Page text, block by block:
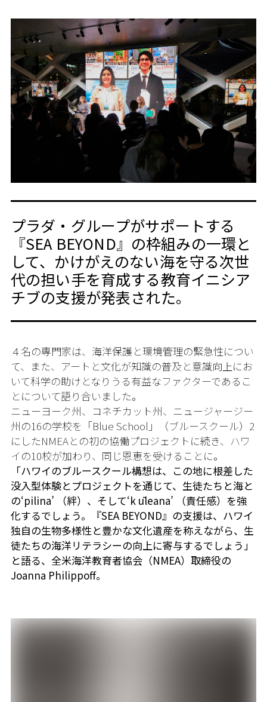
プラダ・グループがサポートする
『SEA BEYOND』の枠組みの一環と
して、かけがえのない海を守る次世
代の担い手を育成する教育イニシア
チブの支援が発表された。
４ 名の専門家は、海洋保護と環境管理の緊急性につい
て、また、アートと文化が知識の普及と意識向上にお
いて科学の助けとなりうる有益なファクターであるこ
とについて語り合いました。
ニューヨーク州、コネチカット州、ニュージャージー
州の16の学校を「Blue School」（ブルースクール）2
にしたNMEAとの初の協働プロジェクトに続き、ハワ
イの10校が加わり、同じ恩恵を受けることに。
「ハワイのブルースクール構想は、この地に根差した
没入型体験とプロジェクトを通じて、生徒たちと海と
の‘pilina’ （絆）、そして‘k ūleana’ （責任感）を強
化するでしょう。『SEA BEYOND』の支援は、ハワイ
独自の生物多様性と豊かな文化遺産を称えながら、生
徒たちの海洋リテラシーの向上に寄与するでしょう」
と語る、全米海洋教育者協会（NMEA）取締役の
Joanna Philippoff。